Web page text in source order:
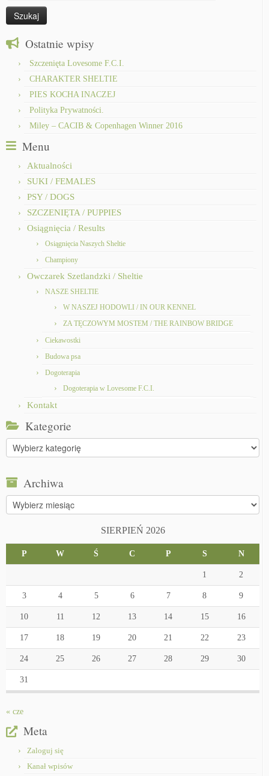
Ostatnie wpisy
Szczenięta Lovesome F.C.I.
CHARAKTER SHELTIE
PIES KOCHA INACZEJ
Polityka Prywatności.
Miley – CACIB & Copenhagen Winner 2016
Menu
Aktualności
SUKI / FEMALES
PSY / DOGS
SZCZENIĘTA / PUPPIES
Osiągnięcia / Results
Osiągnięcia Naszych Sheltie
Championy
Owczarek Szetlandzki / Sheltie
NASZE SHELTIE
W NASZEJ HODOWLI / IN OUR KENNEL
ZA TĘCZOWYM MOSTEM / THE RAINBOW BRIDGE
Ciekawostki
Budowa psa
Dogoterapia
Dogoterapia w Lovesome F.C.I.
Kontakt
Kategorie
Kategorie
Archiwa
Archiwa
SIERPIEŃ 2026
P W Ś C P S N
1 2
3 4 5 6 7 8 9
10 11 12 13 14 15 16
17 18 19 20 21 22 23
24 25 26 27 28 29 30
31
« cze
Meta
Zaloguj się
Kanał wpisów